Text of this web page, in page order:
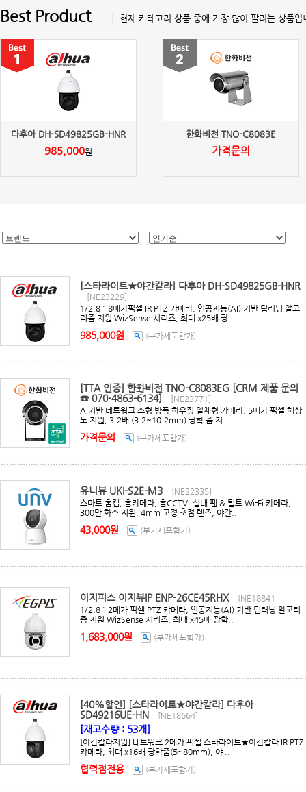
Best Product │ 현재 카테고리 상품 중에 가장 많이 팔리는 상품입
다후아 DH-SD49825GB-HNR
985,000원
한화비전 TNO-C8083E
가격문의
[스타라이트★야간칼라] 다후아 DH-SD49825GB-HNR
[NE23229]
1/2.8＂8메가픽셀 IR PTZ 카메라, 인공지능(AI) 기반 딥러닝 알고
리즘 지원 WizSense 시리즈, 최대 x25배 광..
985,000원 (부가세포함가)
[TTA 인증] 한화비전 TNO-C8083EG [CRM 제품 문의
☎ 070-4863-6134]
[NE23771]
AI기반 네트워크 소형 방폭 하우징 일체형 카메라. 5메가 픽셀 해상
도 지원, 3.2배 (3.2~10.2mm) 광학 줌 지..
가격문의 (부가세포함가)
유니뷰 UKI-S2E-M3
[NE22335]
스마트 홈캠, 홈카메라, 홈CCTV, 실내 팬 & 틸트 Wi-Fi 카메라,
300만 화소 지원, 4mm 고정 초점 렌즈, 야간..
43,000원 (부가세포함가)
이지피스 이지뷰IP ENP-26CE45RHX
[NE18841]
1/2.8＂2메가 픽셀 PTZ 카메라, 인공지능(AI) 기반 딥러닝 알고리
즘 지원 WizSense 시리즈, 최대 x45배 광학..
1,683,000원 (부가세포함가)
[40%할인] [스타라이트★야간칼라] 다후아
SD49216UE-HN
[NE18664]
[재고수량 : 53개]
[야간칼라지원] 네트워크 2메가 픽셀 스타라이트★야간칼라 IR PTZ
카메라, 최대 x16배 광학줌(5~80mm), 야 ..
협력점전용 (부가세포함가)